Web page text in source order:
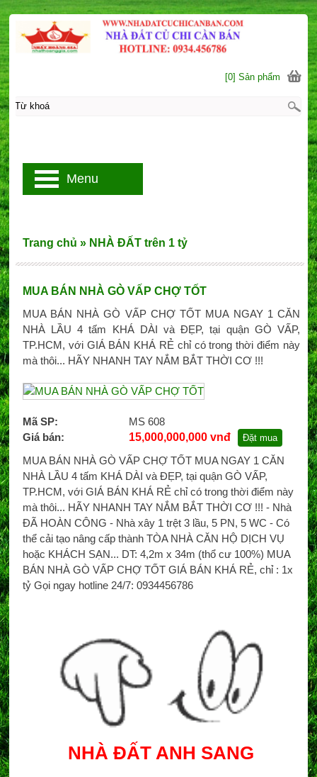
MUA BÁN NHÀ GÒ VẤP CHỢ TỐT
MUA BÁN NHÀ GÒ VẤP CHỢ TỐT MUA NGAY 1 CĂN
NHÀ LẦU 4 tấm KHÁ DÀI và ĐẸP, tại quận GÒ VẤP,
TP.HCM, với GIÁ BÁN KHÁ RẺ chỉ có trong thời điểm này
mà thôi... HÃY NHANH TAY NẮM BẮT THỜI CƠ !!!
Mã SP:
MS 608
Giá bán:
15,000,000,000 vnđ Đặt mua
MUA BÁN NHÀ GÒ VẤP CHỢ TỐT MUA NGAY 1 CĂN
NHÀ LẦU 4 tấm KHÁ DÀI và ĐẸP, tại quận GÒ VẤP,
TP.HCM, với GIÁ BÁN KHÁ RẺ chỉ có trong thời điểm này
mà thôi... HÃY NHANH TAY NẮM BẮT THỜI CƠ !!! - Nhà
ĐÃ HOÀN CÔNG - Nhà xây 1 trệt 3 lầu, 5 PN, 5 WC - Có
thể cải tạo nâng cấp thành TÒA NHÀ CĂN HỘ DỊCH VỤ
hoặc KHÁCH SẠN... DT: 4,2m x 34m (thổ cư 100%) MUA
BÁN NHÀ GÒ VẤP CHỢ TỐT GIÁ BÁN KHÁ RẺ, chỉ : 1x
tỷ Gọi ngay hotline 24/7: 0934456786
NHÀ ĐẤT ANH SANG
Trang chủ » NHÀ ĐẤT trên 1 tỷ
[0] Sản phẩm
Menu